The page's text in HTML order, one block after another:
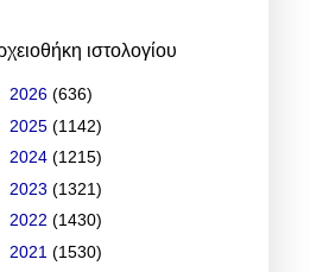
ιστολογίου
2026 (636)
2025 (1142)
2024 (1215)
2023 (1321)
2022 (1430)
2021 (1530)